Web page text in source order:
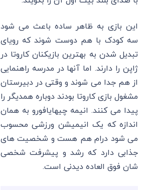
این بازی به ظاهر ساده باعث می شود
سه کودک با هم دوست شوند که رویای
تبدیل شدن به بهترین بازیکنان کاروتا در
ژاپن را دارند. اما آنها در مدرسه راهنمایی
از هم جدا می شوند و وقتی در دبیرستان
مشغول بازی کاروتا بودند دوباره همدیگر را
پیدا می کنند. انیمه چیهایافورو به همان
اندازه که یک انیمیشن ورزشی محسوب
می شود درام هم هست و شخصیت های
جذابی دارد که رشد و پیشرفت شخصی
شان فوق العاده دیدنی است.